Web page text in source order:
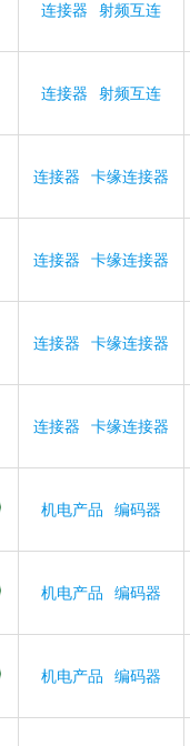
连接器 射频互连
连接器 射频互连
连接器 卡缘连接器
连接器 卡缘连接器
连接器 卡缘连接器
连接器 卡缘连接器
机电产品 编码器
机电产品 编码器
机电产品 编码器